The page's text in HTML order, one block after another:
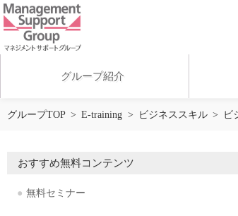
グループ紹介
グループTOP E-training ビジネススキル ビ
おすすめ無料コンテンツ
無料セミナー